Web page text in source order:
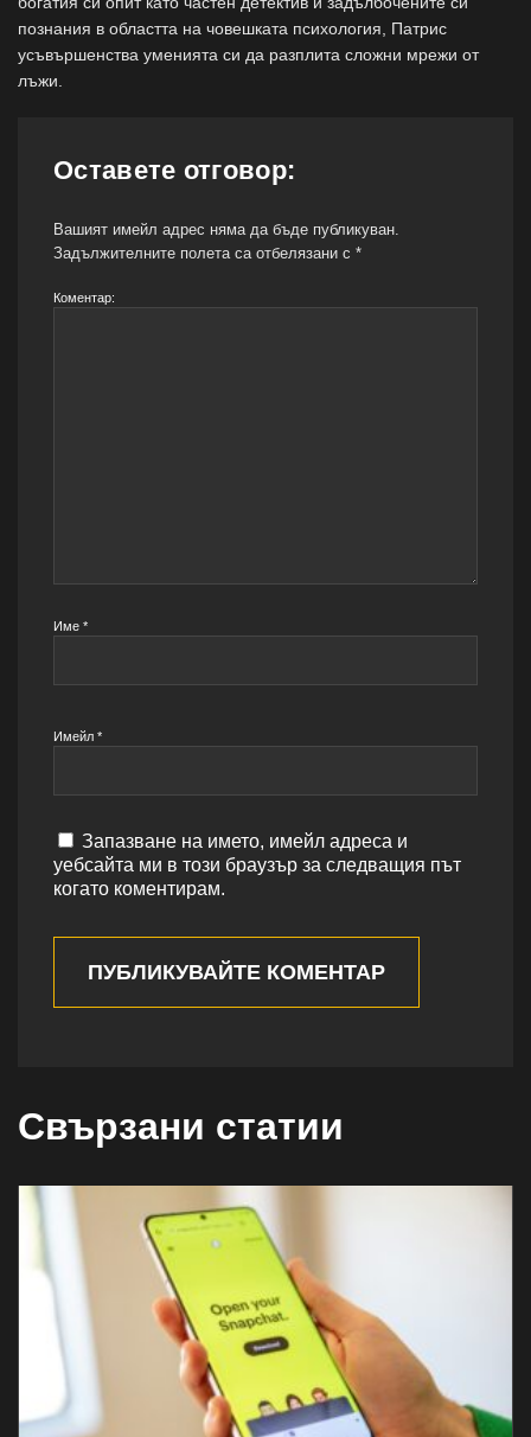
познания в областта на човешката психология, Патрис
усъвършенства уменията си да разплита сложни мрежи от
лъжи.
Оставете отговор:
Вашият имейл адрес няма да бъде публикуван.
Задължителните полета са отбелязани с *
Коментар:
Име *
Имейл *
Запазване на името, имейл адреса и
уебсайта ми в този браузър за следващия път
когато коментирам.
ПУБЛИКУВАЙТЕ КОМЕНТАР
Свързани статии